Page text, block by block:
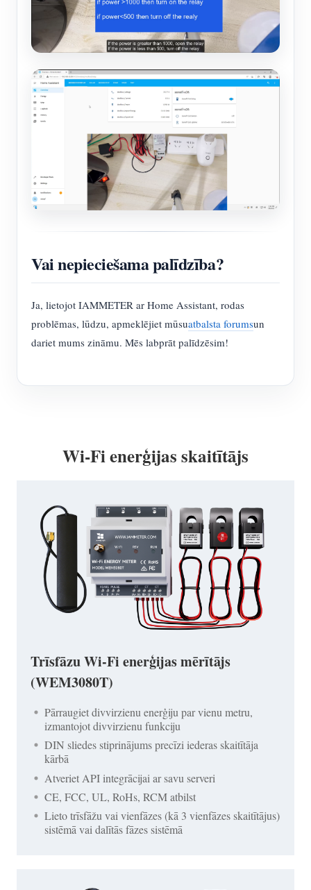
Vai nepieciešama palīdzība?
Ja, lietojot IAMMETER ar Home Assistant, rodas
problēmas, lūdzu, apmeklējiet mūsuatbalsta forumsun
dariet mums zināmu. Mēs labprāt palīdzēsim!
Wi-Fi enerģijas skaitītājs
Trīsfāzu Wi-Fi enerģijas mērītājs
(WEM3080T)
Pārraugiet divvirzienu enerģiju par vienu metru,
izmantojot divvirzienu funkciju
DIN sliedes stiprinājums precīzi iederas skaitītāja
kārbā
Atveriet API integrācijai ar savu serveri
CE, FCC, UL, RoHs, RCM atbilst
Lieto trīsfāžu vai vienfāzes (kā 3 vienfāzes skaitītājus)
sistēmā vai dalītās fāzes sistēmā